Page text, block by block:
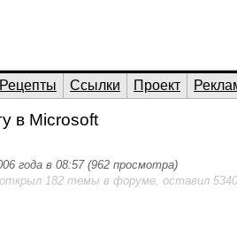
Рецепты Ссылки Проект
в Microsoft
года в 08:57 (962 просмотра)
182 темы в форуме, оставил